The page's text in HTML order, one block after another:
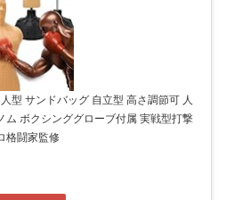
型 サンドバッグ 自立型 高さ調節可 人
ム ボクシンググローブ付属 実戦型打撃
格闘家監修